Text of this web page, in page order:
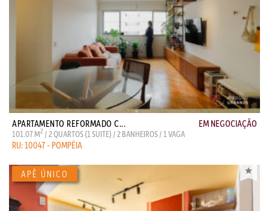
APARTAMENTO REFORMADO C... EM NEGOCIAÇÃO
101.07 M2 / 2 QUARTOS (1 SUITE) / 2 BANHEIROS / 1 VAGA
RU: 10047 - POMPÉIA